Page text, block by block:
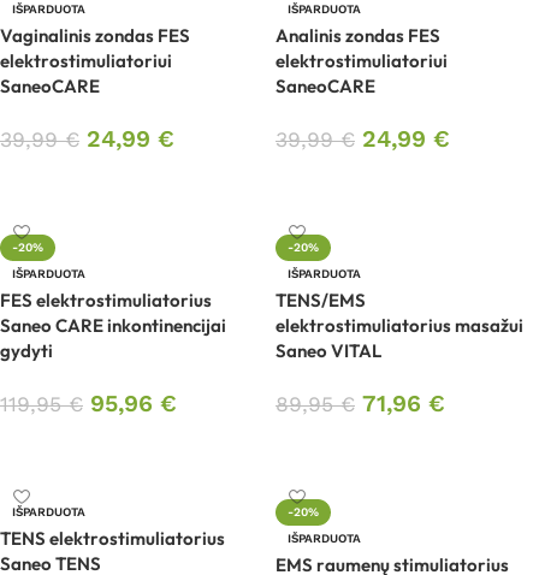
IŠPARDUOTA
Vaginalinis zondas FES
elektrostimuliatoriui
SaneoCARE
39,99€ 24,99 €
IŠPARDUOTA
Analinis zondas FES
elektrostimuliatoriui
SaneoCARE
39,99€ 24,99 €
-20%
IŠPARDUOTA
FES elektrostimuliatorius
Saneo CARE inkontinencijai
gydyti
119,95€ 95,96 €
-20%
IŠPARDUOTA
TENS/EMS
elektrostimuliatorius masažui
Saneo VITAL
89,95€ 71,96 €
IŠPARDUOTA
TENS elektrostimuliatorius
Saneo TENS
-20%
IŠPARDUOTA
EMS raumenų stimuliatorius